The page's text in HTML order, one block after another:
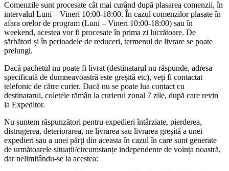
Comenzile sunt procesate cât mai curând după plasarea comenzii, în
intervalul Luni – Vineri 10:00-18:00. În cazul comenzilor plasate în
afara orelor de program (Luni – Vineri 10:00-18:00) sau în
weekend, acestea vor fi procesate în prima zi lucrătoare. De
sărbători și în perioadele de reduceri, termenul de livrare se poate
prelungi.
Dacă pachetul nu poate fi livrat (destinatarul nu răspunde, adresa
specificată de dumneavoastră este greșită etc), veți fi contactat
telefonic de către curier. Dacă nu se poate lua contact cu
destinatarul, coletele rămân la curierul zonal 7 zile, după care revin
la Expeditor.
Nu suntem răspunzători pentru expedieri întârziate, pierderea,
distrugerea, deteriorarea, ne livrarea sau livrarea greșită a unei
expedieri sau a unei părți din aceasta în cazul în care sunt generate
de următoarele situații/circumstanțe independente de voința noastră,
dar nelimitându-se la acestea: